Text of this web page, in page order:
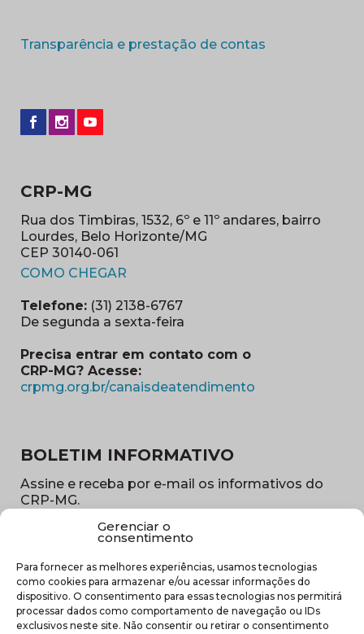
Gerenciar o
consentimento
Para fornecer as melhores experiências, usamos tecnologias
como cookies para armazenar e/ou acessar informações do
dispositivo. O consentimento para essas tecnologias nos permitirá
processar dados como comportamento de navegação ou IDs
exclusivos neste site. Não consentir ou retirar o consentimento
Transparência e prestação de contas
CRP-MG
Rua dos Timbiras, 1532, 6º e 11º andares, bairro
Lourdes, Belo Horizonte/MG
CEP 30140-061
COMO CHEGAR
Telefone: (31) 2138-6767
De segunda a sexta-feira
Precisa entrar em contato com o
CRP-MG? Acesse:
crpmg.org.br/canaisdeatendimento
BOLETIM INFORMATIVO
Assine e receba por e-mail os informativos do
CRP-MG.
E-
mail
(obrigatório)
Sub